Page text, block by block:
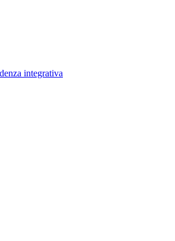
integrativa